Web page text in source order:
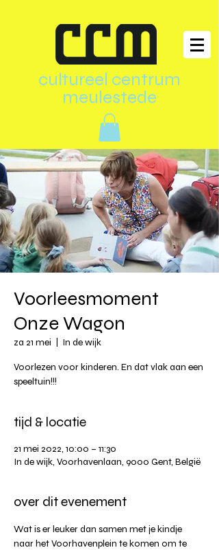
cultureel centrum
meulestede
Voorleesmoment
Onze Wagon
za 21 mei In de wijk
Voorlezen voor kinderen. En dat vlak aan een
speeltuin!!!
tijd & locatie
21 mei 2022, 10:00 – 11:30
In de wijk, Voorhavenlaan, 9000 Gent, België
over dit evenement
Wat is er leuker dan samen met je kindje
naar het Voorhavenplein te komen om te